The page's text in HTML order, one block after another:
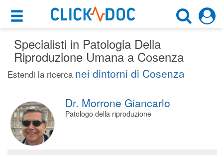
×
Motore di ricerca
×
Cerca uno specialista
Cosenza (CS)
Cosa possiamo offrirti
Per i pazienti
Prenota una visita
Ricerca specialisti
Consulti online
(su medicitalia.it)
Specialisti in Patologia Della
Riproduzione Umana a Cosenza
Estendi la ricerca nei dintorni di Cosenza
Dr. Morrone Giancarlo
Patologo della riproduzione